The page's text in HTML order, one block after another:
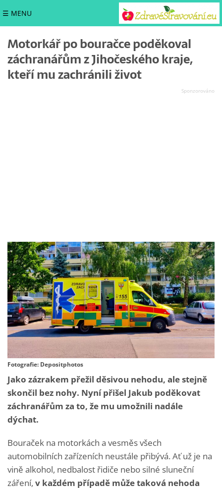
☰ MENU
Motorkář po bouračce poděkoval
záchranářům z Jihočeského kraje,
kteří mu zachránili život
Fotografie: Depositphotos
Jako zázrakem přežil děsivou nehodu, ale stejně
skončil bez nohy. Nyní přišel Jakub poděkovat
záchranářům za to, že mu umožnili nadále
dýchat.
Bouraček na motorkách a vesměs všech
automobilních zařízeních neustále přibývá. Ať už je na
vině alkohol, nedbalost řidiče nebo silné sluneční
záření, v každém případě může taková nehoda